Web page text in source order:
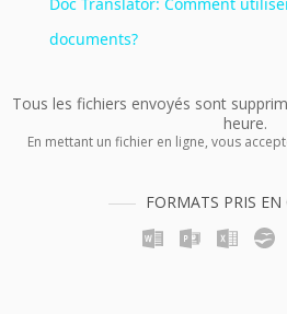
documents?
Tous les fichiers envoyés sont
heure.
En mettant un fichier en ligne, vous
FORMATS PRIS EN